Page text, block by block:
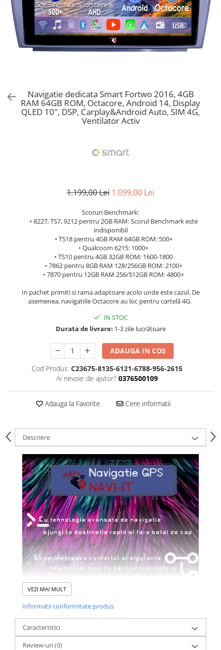
Navigatie dedicata Smart Fortwo 2016, 4GB
RAM 64GB ROM, Octacore, Android 14, Display
QLED 10", DSP, Carplay&Android Auto, SIM 4G,
Ventilator Activ
1.199,00 Lei 1.099,00 Lei
Scoruri Benchmark:
• 8227, TS7, 9212 pentru 2GB RAM: Scorul Benchmark este
indisponibil
• TS18 pentru 4GB RAM 64GB ROM: 500+
• Qualcoom 6215: 1000+
• TS10 pentru 4GB 32GB ROM: 1600-1800
• 7862 pentru 8GB RAM 128/256GB ROM: 2100+
• 7870 pentru 12GB RAM 256/512GB ROM: 4800+
In pachet primiti si rama adaptoare acolo unde este cazul. De
asemenea, navigatiile Octacore au loc pentru cartelă 4G.
IN STOC
Durata de livrare: 1-3 zile lucrătoare
ADAUGA IN COS
Cod Produs: C23675-8135-6121-6788-956-2615
Ai nevoie de ajutor? 0376500109
Adauga la Favorite Cere informatii
Descriere
VEZI MAI MULT
Informatii conformitate produs
Caracteristici
Review-uri(0)